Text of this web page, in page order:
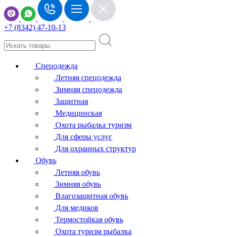
+7 (8342) 47-10-13
Спецодежда
Летняя спецодежда
Зимняя спецодежда
Защитная
Медицинская
Охота рыбалка туризм
Для сферы услуг
Для охранных структур
Обувь
Летняя обувь
Зимняя обувь
Влагозащитная обувь
Для медиков
Термостойкая обувь
Охота туризм рыбалка